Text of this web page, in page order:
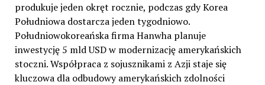
produkuje jeden okręt rocznie, podczas gdy Korea
Południowa dostarcza jeden tygodniowo.
Południowokoreańska firma Hanwha planuje
inwestycję 5 mld USD w modernizację amerykańskich
stoczni. Współpraca z sojusznikami z Azji staje się
kluczowa dla odbudowy amerykańskich zdolności